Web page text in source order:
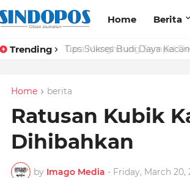
Home Berita
Trending Tips Sukses Budi Daya
Home berita
Ratusan Kubik
Dihibahkan
by Imago Media - Friday, March 20,